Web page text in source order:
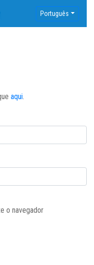
Português
aqui.
o navegador